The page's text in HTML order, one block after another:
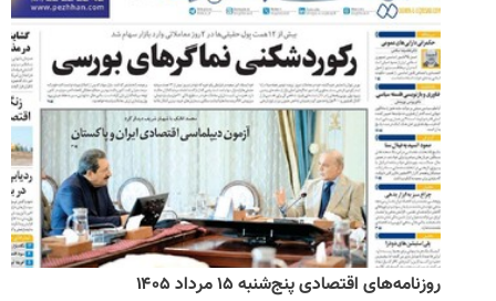
روزنامه‌های اقتصادی پنج‌شنبه ۱۵ مرداد ۱۴۰۵